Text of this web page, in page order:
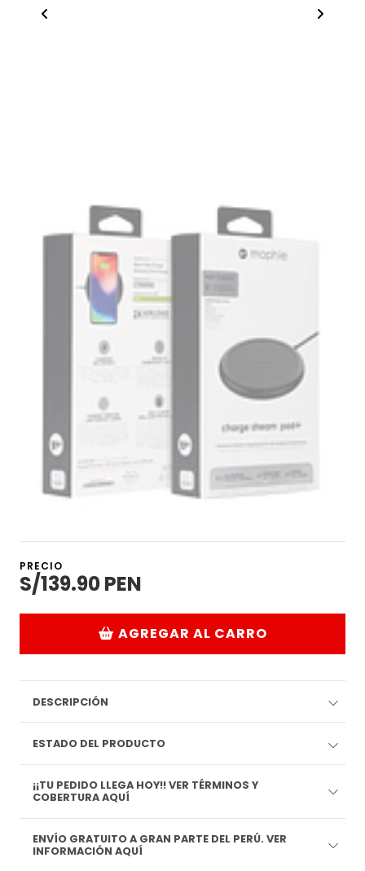
PRECIO
S/139.90 PEN
AGREGAR AL CARRO
DESCRIPCIÓN
ESTADO DEL PRODUCTO
¡¡TU PEDIDO LLEGA HOY!! VER TÉRMINOS Y
COBERTURA AQUÍ
ENVÍO GRATUITO A GRAN PARTE DEL PERÚ. VER
INFORMACIÓN AQUÍ